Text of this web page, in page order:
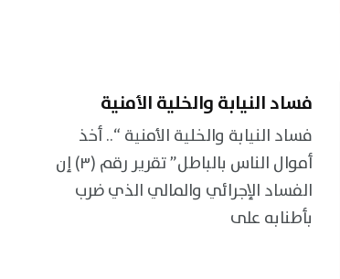
فساد النيابة والخلية الأمنية
فساد النيابة والخلية الأمنية “.. أخذ
أموال الناس بالباطل” تقرير رقم (٣) إن
الفساد الإجرائي والمالي الذي ضرب
بأطنابه على